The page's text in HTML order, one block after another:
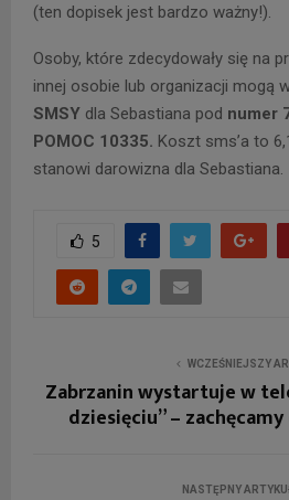
(ten dopisek jest bardzo ważny!).
Osoby, które zdecydowały się na
innej osobie lub organizacji mogą
SMSY dla Sebastiana pod numer
POMOC 10335. Koszt sms’a to
stanowi darowizna dla Sebastiana.
5
WCZEŚNIEJSZY
Zabrzanin wystartuje w
dziesięciu” –
NASTĘPNY